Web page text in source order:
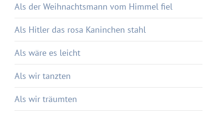
Als der Weihnachtsmann vom Himmel fiel
Als Hitler das rosa Kaninchen stahl
Als wäre es leicht
Als wir tanzten
Als wir träumten